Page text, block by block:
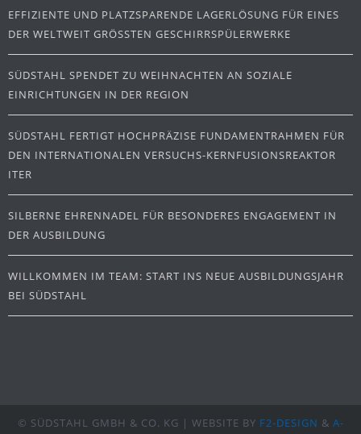
EFFIZIENTE UND PLATZSPARENDE LAGERLÖSUNG FÜR EINES
DER WELTWEIT GRÖSSTEN GESCHIRRSPÜLERWERKE
SÜDSTAHL SPENDET ZU WEIHNACHTEN AN SOZIALE
EINRICHTUNGEN IN DER REGION
SÜDSTAHL FERTIGT HOCHPRÄZISE FUNDAMENTRAHMEN FÜR
DEN INTERNATIONALEN VERSUCHS-KERNFUSIONSREAKTOR
ITER
SILBERNE EHRENNADEL FÜR BESONDERES ENGAGEMENT IN
DER AUSBILDUNG
WILLKOMMEN IM TEAM: START INS NEUE AUSBILDUNGSJAHR
BEI SÜDSTAHL
© SÜDSTAHL GMBH & CO. KG | WEBSITE BY F2-DESIGN & A-